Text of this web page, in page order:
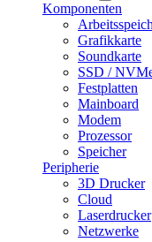
Komponenten
Grafikkarte
Soundkarte
SSD /
Festplatten
Mainboard
Modem
Prozessor
Speicher
Peripherie
3D Drucker
Cloud
Laserdrucker
Netzwerke